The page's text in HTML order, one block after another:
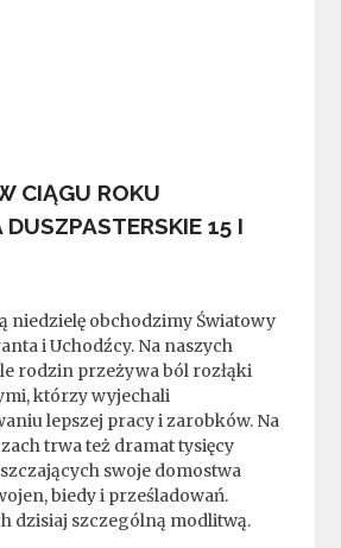
CIĄGU ROKU
15 I
niedzielę obchodzimy Światowy
i Uchodźcy. Na naszych
rodzin przeżywa ból rozłąki
którzy wyjechali
lepszej pracy i zarobków. Na
trwa też dramat tysięcy
swoje domostwa
biedy i prześladowań.
dzisiaj szczególną modlitwą.